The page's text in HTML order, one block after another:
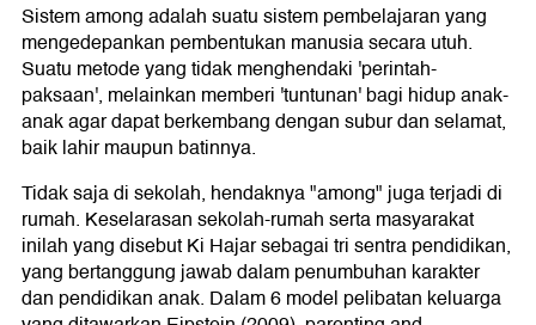
Sistem among adalah suatu sistem pembelajaran yang
mengedepankan pembentukan manusia secara utuh.
Suatu metode yang tidak menghendaki 'perintah-
paksaan', melainkan memberi 'tuntunan' bagi hidup anak-
anak agar dapat berkembang dengan subur dan selamat,
baik lahir maupun batinnya.
Tidak saja di sekolah, hendaknya "among" juga terjadi di
rumah. Keselarasan sekolah-rumah serta masyarakat
inilah yang disebut Ki Hajar sebagai tri sentra pendidikan,
yang bertanggung jawab dalam penumbuhan karakter
dan pendidikan anak. Dalam 6 model pelibatan keluarga